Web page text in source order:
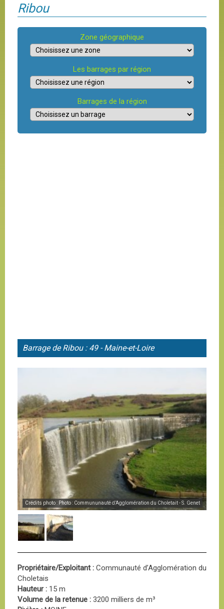
Ribou
Zone géographique
Les barrages par région
Barrages de la région
Barrage deRibou : 49 - Maine-et-Loire
Crédits photo : Photo : Commununauté d’Agglomération du Choletait - S. Genet
Propriétaire/Exploitant : Communauté d’Agglomération du
Choletais
Hauteur : 15 m
Volume de la retenue : 3200 milliers de m³